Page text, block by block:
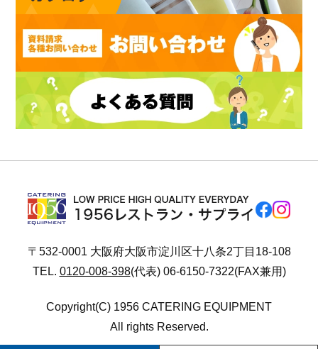
〒532-0001 大阪府大阪市淀川区十八条2丁目18-108
TEL. 0120-008-398(代表) 06-6150-7322(FAX兼用)
Copyright(C) 1956 CATERING EQUIPMENT
All rights Reserved.